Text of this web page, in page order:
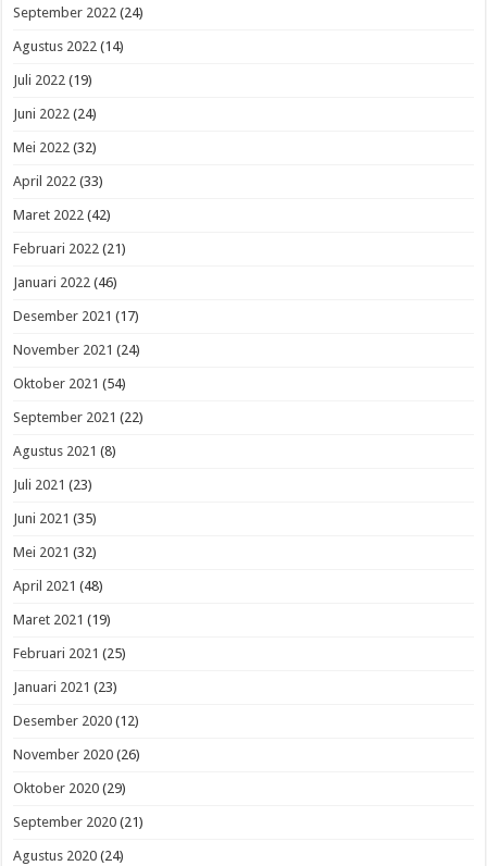
September 2022 (24)
Agustus 2022 (14)
Juli 2022 (19)
Juni 2022 (24)
Mei 2022 (32)
April 2022 (33)
Maret 2022 (42)
Februari 2022 (21)
Januari 2022 (46)
Desember 2021 (17)
November 2021 (24)
Oktober 2021 (54)
September 2021 (22)
Agustus 2021 (8)
Juli 2021 (23)
Juni 2021 (35)
Mei 2021 (32)
April 2021 (48)
Maret 2021 (19)
Februari 2021 (25)
Januari 2021 (23)
Desember 2020 (12)
November 2020 (26)
Oktober 2020 (29)
September 2020 (21)
Agustus 2020 (24)